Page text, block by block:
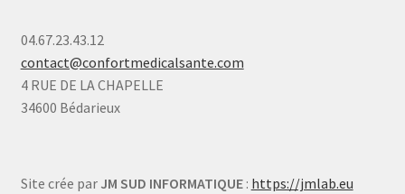
04.67.23.43.12
contact@confortmedicalsante.com
4 RUE DE LA CHAPELLE
34600 Bédarieux
Site crée par JM SUD INFORMATIQUE: https://jmlab.eu